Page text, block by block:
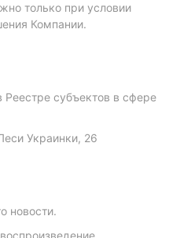
только при условии
Компании.
субъектов в сфере
Украинки, 26
новости.